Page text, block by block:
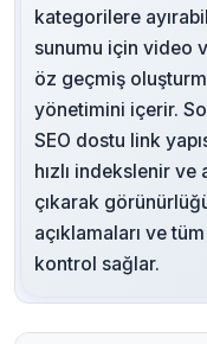
kategorilere
sunumu için video
öz geçmiş
yönetimini içerir.
SEO dostu link
hızlı indekslenir ve
çıkarak
açıklamaları ve
kontrol sağlar.